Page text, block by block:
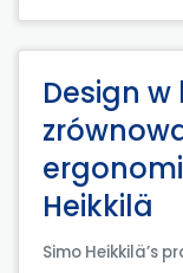
Design
Heikkilä
Simo Heikkilä’s